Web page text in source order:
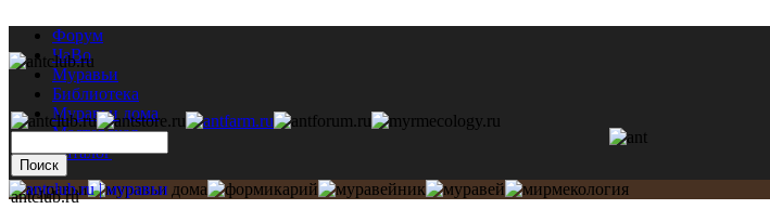
Форум
ЧаВо
Муравьи
Библиотека
Муравьи дома
Мастерская
Каталог
antclub.ru